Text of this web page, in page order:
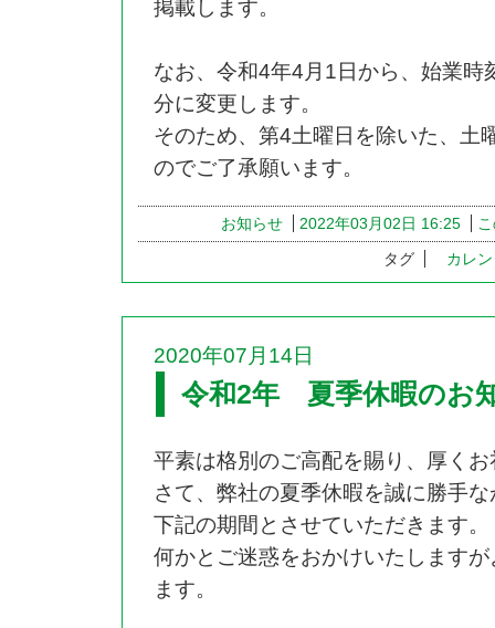
掲載します。
なお、令和4年4月1日から、始業時
分に変更します。
そのため、第4土曜日を除いた、土
のでご了承願います。
お知らせ 2022年03月02日 16:25
タグ
カレ
2020年07月14日
令和2年 夏季休暇のお
平素は格別のご高配を賜り、厚く
さて、弊社の夏季休暇を誠に勝手
下記の期間とさせていただきます。
何かとご迷惑をおかけいたします
ます。